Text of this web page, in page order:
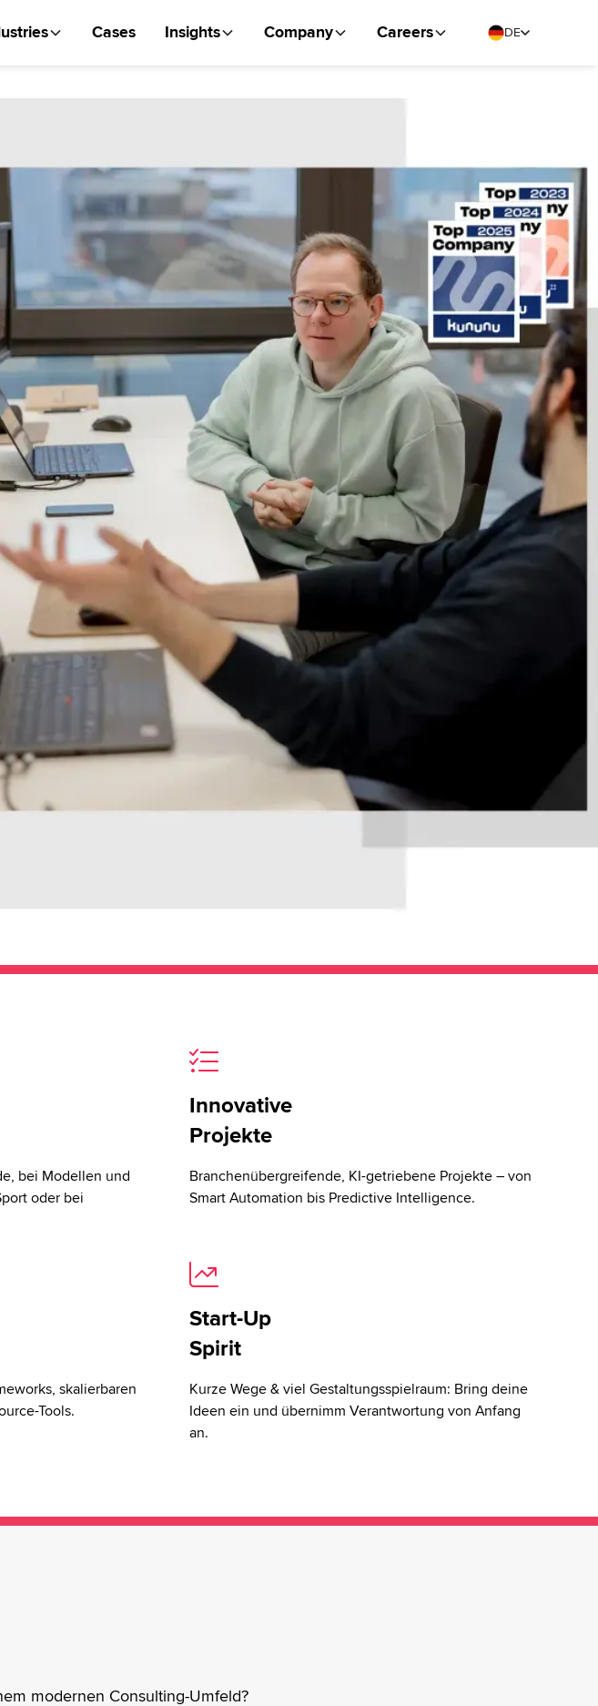
Cases Insights Company Careers DE
bei Modellen und
oder bei
Innovative
Projekte
Branchenübergreifende, KI-getriebene Projekte – von
Smart Automation bis Predictive Intelligence.
skalierbaren
Tools.
Start-Up
Spirit
Kurze Wege & viel Gestaltungsspielraum: Bring deine
Ideen ein und übernimm Verantwortung von Anfang
an.
modernen Consulting-Umfeld?